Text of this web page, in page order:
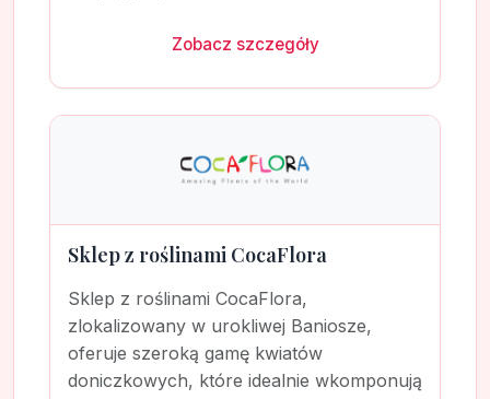
Zobacz szczegóły
Sklep z roślinami CocaFlora
Sklep z roślinami CocaFlora,
zlokalizowany w urokliwej Baniosze,
oferuje szeroką gamę kwiatów
doniczkowych, które idealnie wkomponują